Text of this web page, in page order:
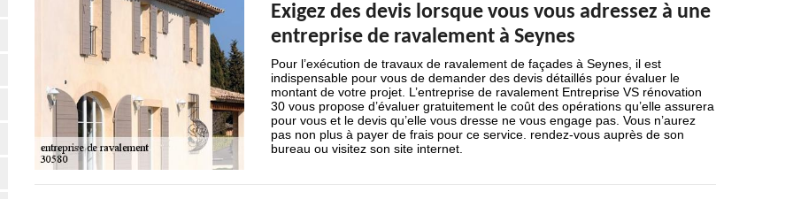
Exigez des devis lorsque vous vous adressez à une
entreprise de ravalement à Seynes
Pour l’exécution de travaux de ravalement de façades à Seynes, il est
indispensable pour vous de demander des devis détaillés pour évaluer le
montant de votre projet. L’entreprise de ravalement Entreprise VS rénovation
30 vous propose d’évaluer gratuitement le coût des opérations qu’elle assurera
pour vous et le devis qu’elle vous dresse ne vous engage pas. Vous n’aurez
pas non plus à payer de frais pour ce service. rendez-vous auprès de son
bureau ou visitez son site internet.